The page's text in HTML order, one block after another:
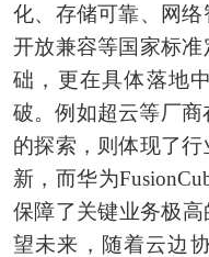
化、存储可靠、网络
开放兼容等国家标
础，更在具体落地
破。例如超云等厂
的探索，则体现了
新，而华为
保障了关键业务极
望未来，随着云边